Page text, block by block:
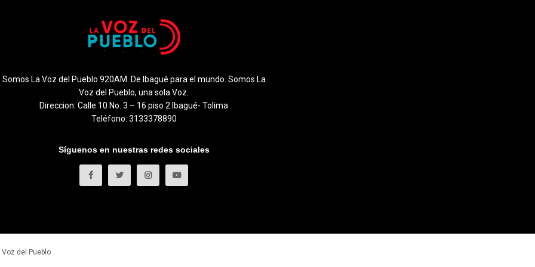
Somos La Voz del Pueblo 920AM. De Ibagué para el mundo. Somos La
Voz del Pueblo, una sola Voz.
Direccion: Calle 10 No. 3 – 16 piso 2 Ibagué- Tolima
Teléfono: 3133378890
Síguenos en nuestras redes sociales
Voz del Pueblo